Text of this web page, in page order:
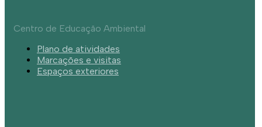
Centro de Educação Ambiental
Plano de atividades
Marcações e visitas
Espaços exteriores